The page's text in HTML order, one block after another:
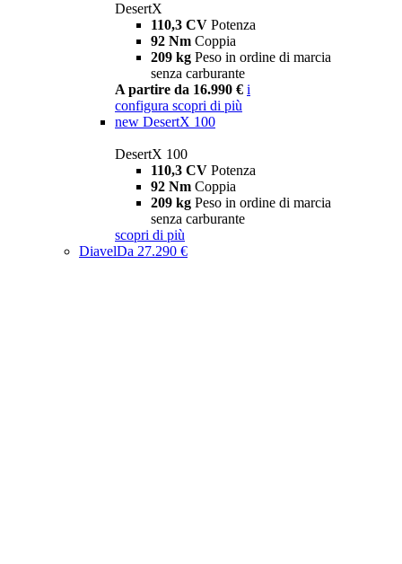
DesertX
110,3 CV Potenza
92 Nm Coppia
209 kg Peso in ordine di marcia
senza carburante
A partire da 16.990 € i
configura scopri di più
new DesertX 100
DesertX 100
110,3 CV Potenza
92 Nm Coppia
209 kg Peso in ordine di marcia
senza carburante
scopri di più
DiavelDa 27.290 €